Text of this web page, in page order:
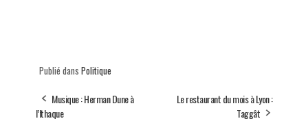
Publié dans Politique
Musique : Herman Dune à
l’Ithaque
Le restaurant du mois à Lyon :
Taggât